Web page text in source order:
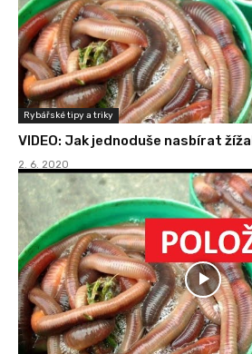
Rybářské tipy a triky
VIDEO: Jak jednoduše nasbírat
2. 6. 2020